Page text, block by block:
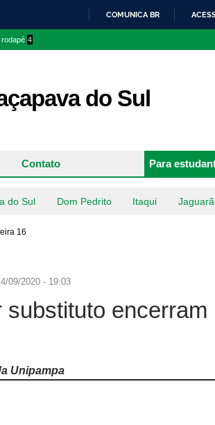
COMUNICA BR
4
do Sul
Contato Para
do Sul Dom Pedrito Itaqui
16
09/2020 - 19:03
encerram
Unipampa